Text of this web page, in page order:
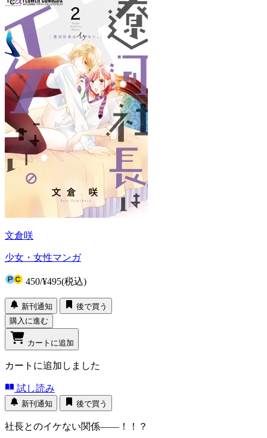
文倉咲
少女・女性マンガ
450/¥495(税込)
新刊通知
後で買う
購入に進む
カートに追加
カートに追加しました
試し読み
新刊通知 後で買う
社長とのイケない関係――！！？